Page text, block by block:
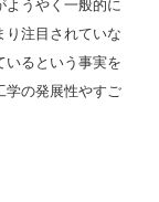
うやく一般的に
り注目されていな
いるという事実を
学の発展性やすご